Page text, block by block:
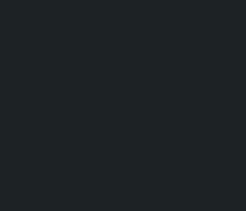
बताएका
ननिस्किएको